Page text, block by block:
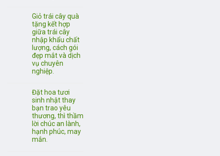
Giỏ trái cây quà
tặng kết hợp
giữa trái cây
nhập khẩu chất
lượng, cách gói
đẹp mắt và dịch
vụ chuyên
nghiệp.
Đặt hoa tươi
sinh nhật thay
bạn trao yêu
thương, thì thầm
lời chúc an lành,
hạnh phúc, may
mắn.